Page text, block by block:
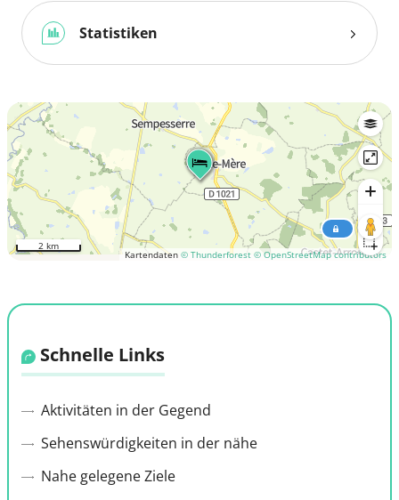
Statistiken
Kartendaten © Thunderforest © OpenStreetMap contributors
2 km
Schnelle Links
Aktivitäten in der Gegend
Sehenswürdigkeiten in der nähe
Nahe gelegene Ziele